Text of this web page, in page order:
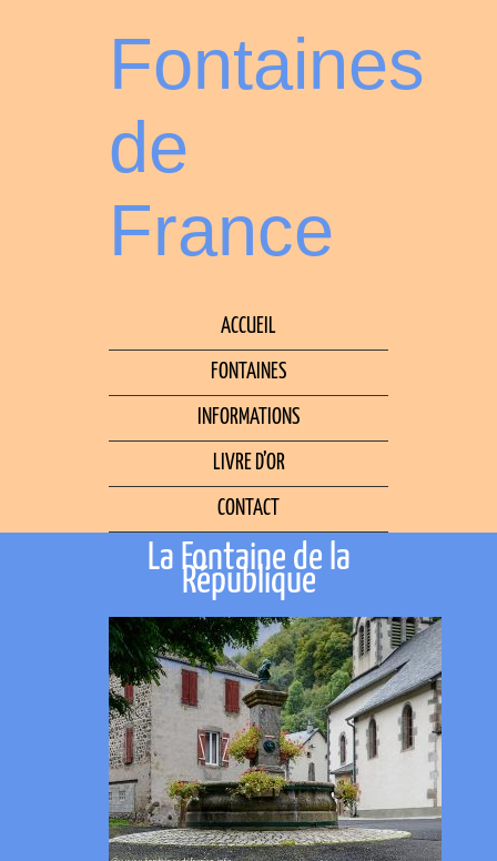
Fontaines
de
France
ACCUEIL
FONTAINES
INFORMATIONS
LIVRE D’OR
CONTACT
La Fontaine de la
République